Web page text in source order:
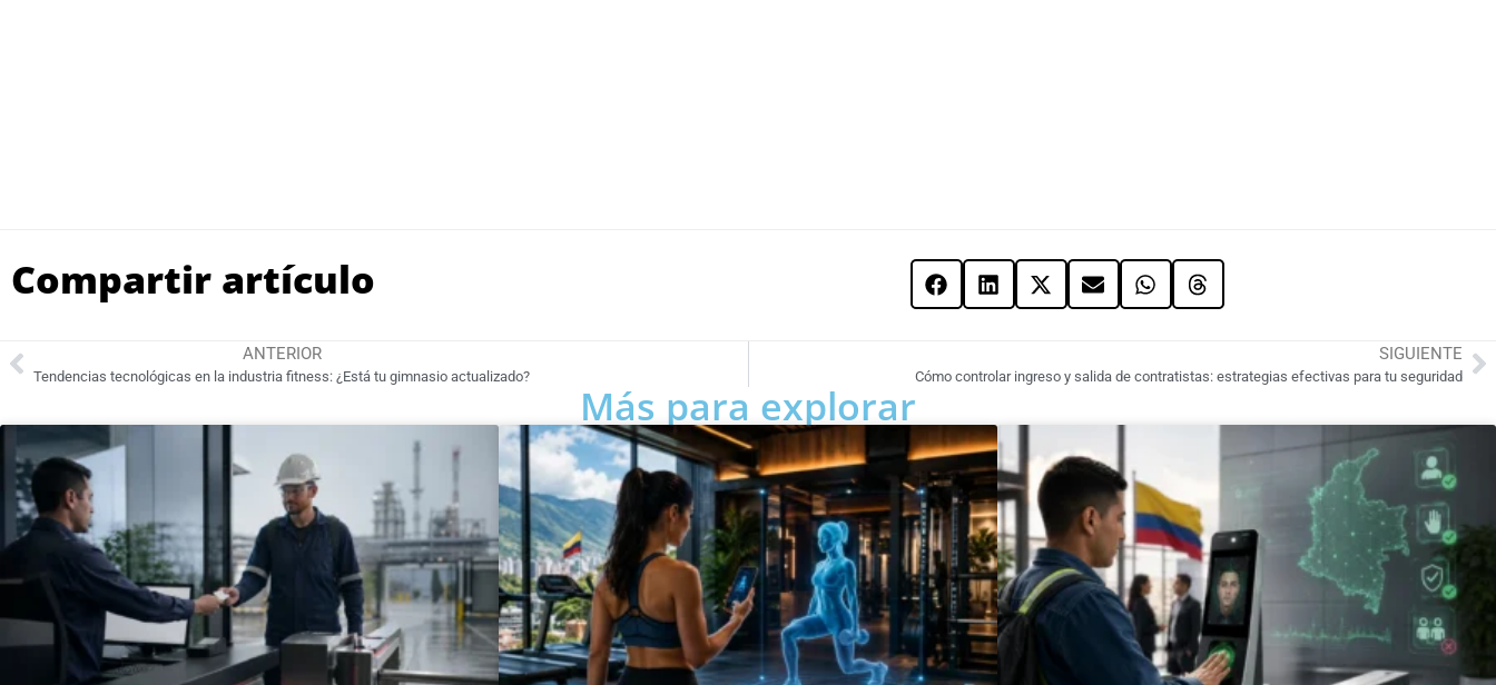
Compartir artículo
ANTERIOR
Tendencias tecnológicas en la industria fitness: ¿Está tu gimnasio actualizado?
SIGUIENTE
Cómo controlar ingreso y salida de contratistas: estrategias efectivas para tu seguridad
Más para explorar